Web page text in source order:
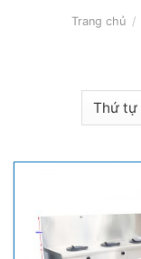
Trang chủ /